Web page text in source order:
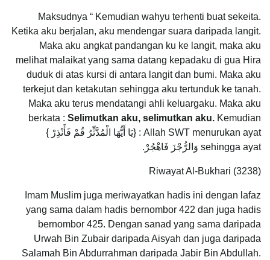
Maksudnya “ Kemudian wahyu terhenti buat sekeita.
Ketika aku berjalan, aku mendengar suara daripada langit.
Maka aku angkat pandangan ku ke langit, maka aku
melihat malaikat yang sama datang kepadaku di gua Hira
duduk di atas kursi di antara langit dan bumi. Maka aku
terkejut dan ketakutan sehingga aku tertunduk ke tanah.
Maka aku terus mendatangi ahli keluargaku. Maka aku
berkata : Selimutkan aku, selimutkan aku. Kemudian
Allah SWT menurukan ayat : {يَا أَيُّهَا الْمُدَّثِّرُ قُمْ فَأَنْذِرْ }
sehingga ayat وَالرُّجْزَ فَاهْجُرْ.
Riwayat Al-Bukhari (3238)
Imam Muslim juga meriwayatkan hadis ini dengan lafaz
yang sama dalam hadis bernombor 422 dan juga hadis
bernombor 425. Dengan sanad yang sama daripada
Urwah Bin Zubair daripada Aisyah dan juga daripada
Salamah Bin Abdurrahman daripada Jabir Bin Abdullah.